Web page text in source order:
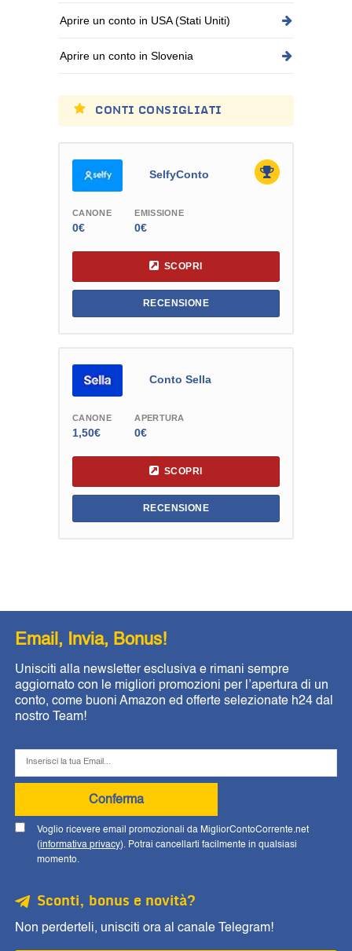
Aprire un conto in USA (Stati Uniti)
Aprire un conto in Slovenia
CONTI CONSIGLIATI
SelfyConto
CANONE
0€
EMISSIONE
0€
SCOPRI
RECENSIONE
Conto Sella
CANONE
1,50€
APERTURA
0€
SCOPRI
RECENSIONE
Email, Invia, Bonus!
Unisciti alla newsletter esclusiva e rimani sempre
aggiornato con le migliori promozioni per l’apertura di un
conto, come buoni Amazon ed offerte selezionate h24 dal
nostro Team!
Conferma
Voglio ricevere email promozionali da MigliorContoCorrente.net
(informativa privacy). Potrai cancellarti facilmente in qualsiasi
momento.
Sconti, bonus e novità?
Non perderteli, unisciti ora al canale Telegram!